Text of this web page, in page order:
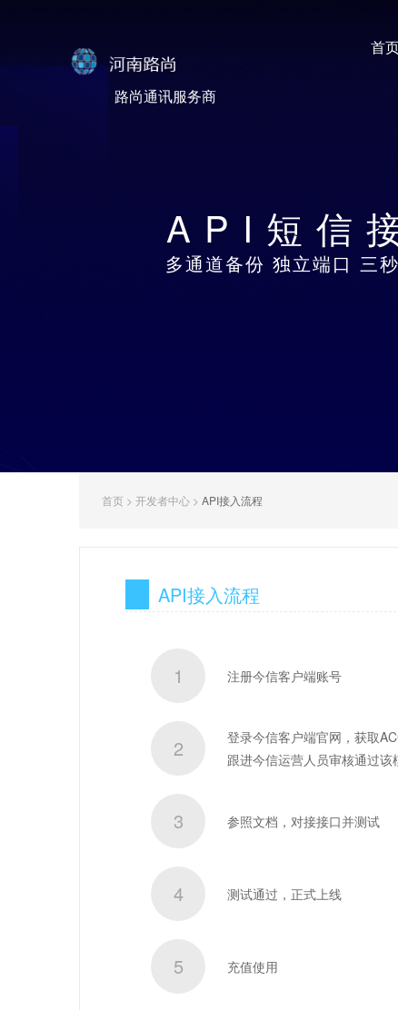
路尚通讯服务商
首
API短信
多通道备份 独立端口 三
首页 > 开发者中心 > API接入流程
API接入流程
1 注册今信客户端账号
2
登录今信客户端官网，获取
跟进今信运营人员审核通过该
3 参照文档，对接接口并测试
4 测试通过，正式上线
5 充值使用